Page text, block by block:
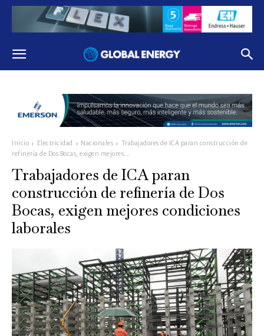
Inicio Electricidad Nacionales
Trabajadores de ICA paran construcción de
refinería de Dos Bocas, exigen mejores...
Trabajadores de ICA paran
construcción de refinería de Dos
Bocas, exigen mejores condiciones
laborales